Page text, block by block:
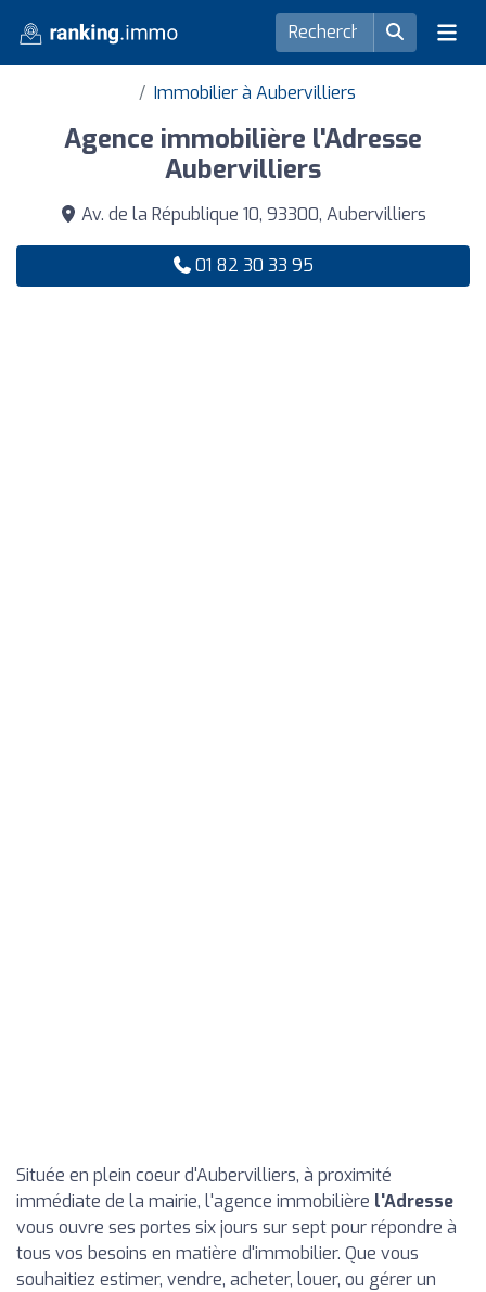
Immobilier à Aubervilliers
Agence immobilière l'Adresse
Aubervilliers
Av. de la République 10, 93300, Aubervilliers
01 82 30 33 95
Située en plein coeur d'Aubervilliers, à proximité
immédiate de la mairie, l'agence immobilière l'Adresse
vous ouvre ses portes six jours sur sept pour répondre à
tous vos besoins en matière d'immobilier. Que vous
souhaitiez estimer, vendre, acheter, louer, ou gérer un